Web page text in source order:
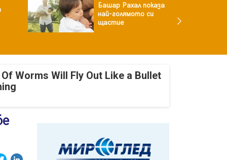
Башар Рахал показа
най-голямото си
щастие
Worms Will Fly Out Like a Bullet